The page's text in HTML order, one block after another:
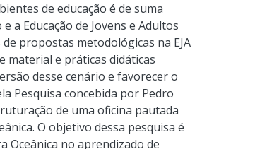
de educação é de suma
a Educação de Jovens e Adultos
propostas metodológicas na EJA
material e práticas didáticas
desse cenário e favorecer o
Pesquisa concebida por Pedro
de uma oficina pautada
O objetivo dessa pesquisa é
Oceânica no aprendizado de